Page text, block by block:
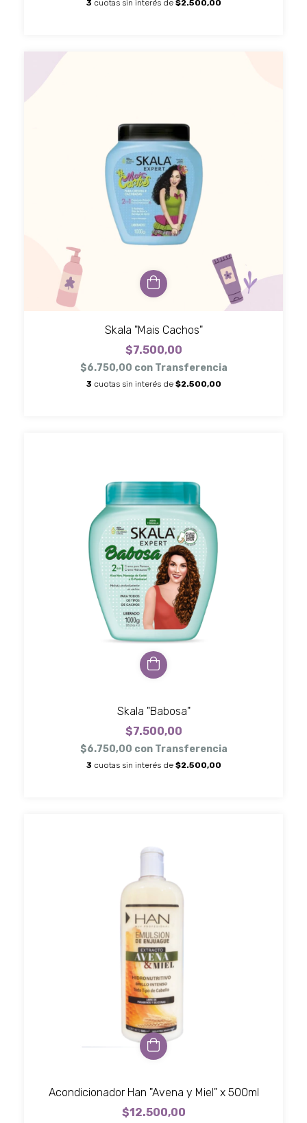
3 cuotas sin interés de $2.500,00
Skala "Mais Cachos"
$7.500,00
$6.750,00 con Transferencia
3 cuotas sin interés de $2.500,00
Skala "Babosa"
$7.500,00
$6.750,00 con Transferencia
3 cuotas sin interés de $2.500,00
Acondicionador Han "Avena y Miel" x 500ml
$12.500,00